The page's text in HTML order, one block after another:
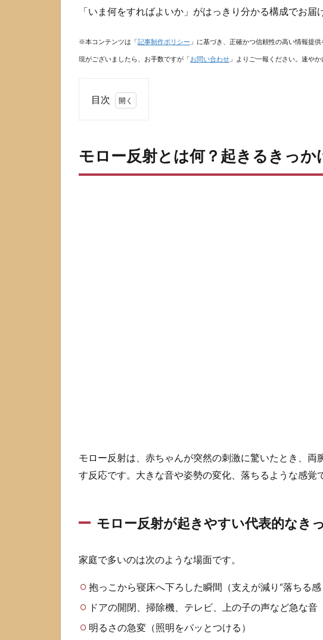
「いま何をすればよいか」がはっきり分かる構成でお届
※本コンテンツは「記事制作ポリシー 」に基づき、正確かつ信頼性の高い情報提
現がございましたら、お手数ですが「お問い合わせ 」よりご一報ください。速や
目次
射と
1.2
正常
る“強
る”パ
ン
2
モロ
ー反
モロー反射とは何？起きるきっ
モロー反射は、赤ちゃんが突然の刺激に驚いたとき、両
す反応です。大きな音や姿勢の変化、落ちるような感覚
モロー反射が起きやすい代表的なき
家庭で多いのは次のような場面です。
抱っこから寝床へ下ろした瞬間（支えが減り“落ちる感
ドアの開閉、掃除機、テレビ、上の子の声など急な音
明るさの急変（照明をパッとつける）